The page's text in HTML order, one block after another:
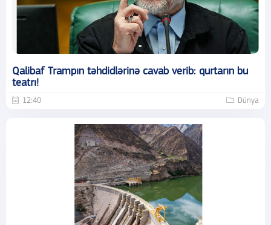
Qalibaf Trampın təhdidlərinə cavab verib: qurtarın bu
teatrı!
12:40 Dünya